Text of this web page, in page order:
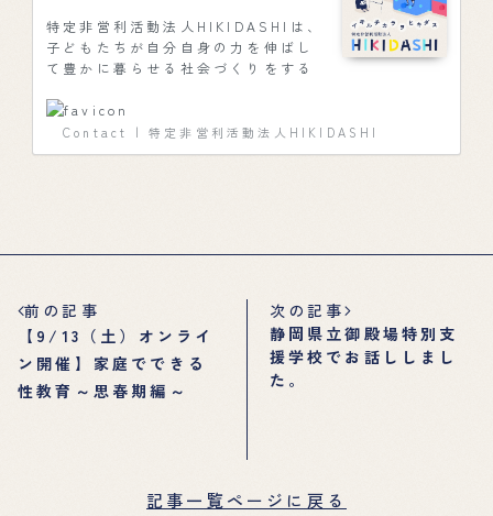
特定非営利活動法人HIKIDASHIは、
子どもたちが自分自身の力を伸ばし
て豊かに暮らせる社会づくりをする
り、コミュニケーション・異文化理
解、お金の教育など、これからの未
来を担う子どもたちの「イキルチカ
Contact | 特定非営利活動法人HIKIDASHI
前の記事
【9/13（土）オンライ
ン開催】家庭でできる
性教育～思春期編～
次の記事
静岡県立御殿場特別支
援学校でお話ししまし
た。
記事一覧ページに戻る